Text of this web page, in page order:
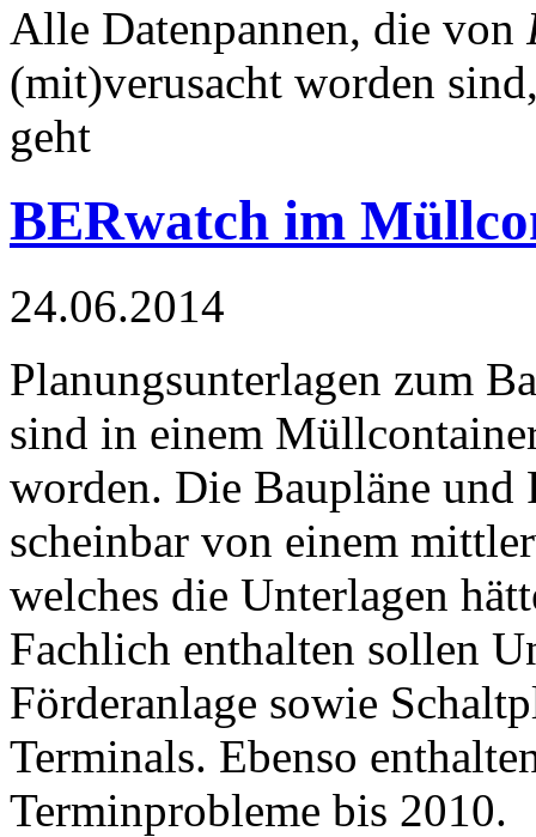
Alle Datenpannen, die von
(mit)verusacht worden
geht
BERwatch im
24.06.2014
Planungsunterlagen zum
sind in einem
worden. Die Baupläne und
scheinbar von einem
welches die Unterlagen
Fachlich enthalten sollen
Förderanlage sowie
Terminals. Ebenso
Terminprobleme bis 2010.